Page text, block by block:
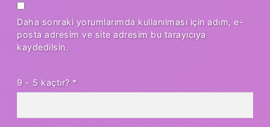
Daha sonraki yorumlarımda kullanılması için adım, e-
posta adresim ve site adresim bu tarayıcıya
kaydedilsin.
9 - 5 kaçtır? *